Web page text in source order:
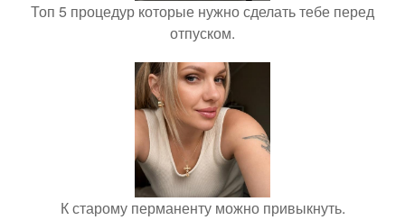
Топ 5 процедур которые нужно сделать тебе перед
отпуском.
К старому перманенту можно привыкнуть.